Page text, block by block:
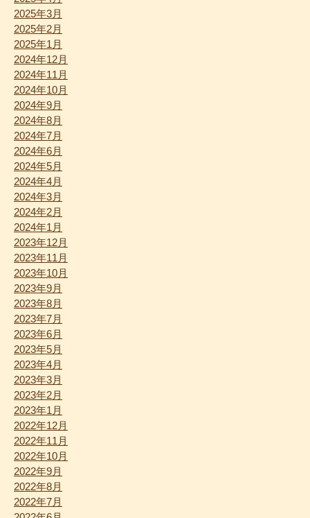
2025年3月
2025年2月
2025年1月
2024年12月
2024年11月
2024年10月
2024年9月
2024年8月
2024年7月
2024年6月
2024年5月
2024年4月
2024年3月
2024年2月
2024年1月
2023年12月
2023年11月
2023年10月
2023年9月
2023年8月
2023年7月
2023年6月
2023年5月
2023年4月
2023年3月
2023年2月
2023年1月
2022年12月
2022年11月
2022年10月
2022年9月
2022年8月
2022年7月